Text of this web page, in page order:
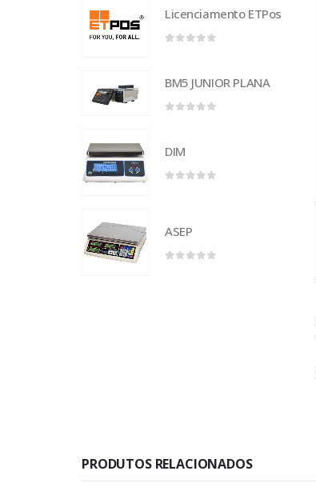
Licenciamento ETPos
BM5 JUNIOR PLANA
DIM
ASEP
PRODUTOS RELACIONADOS